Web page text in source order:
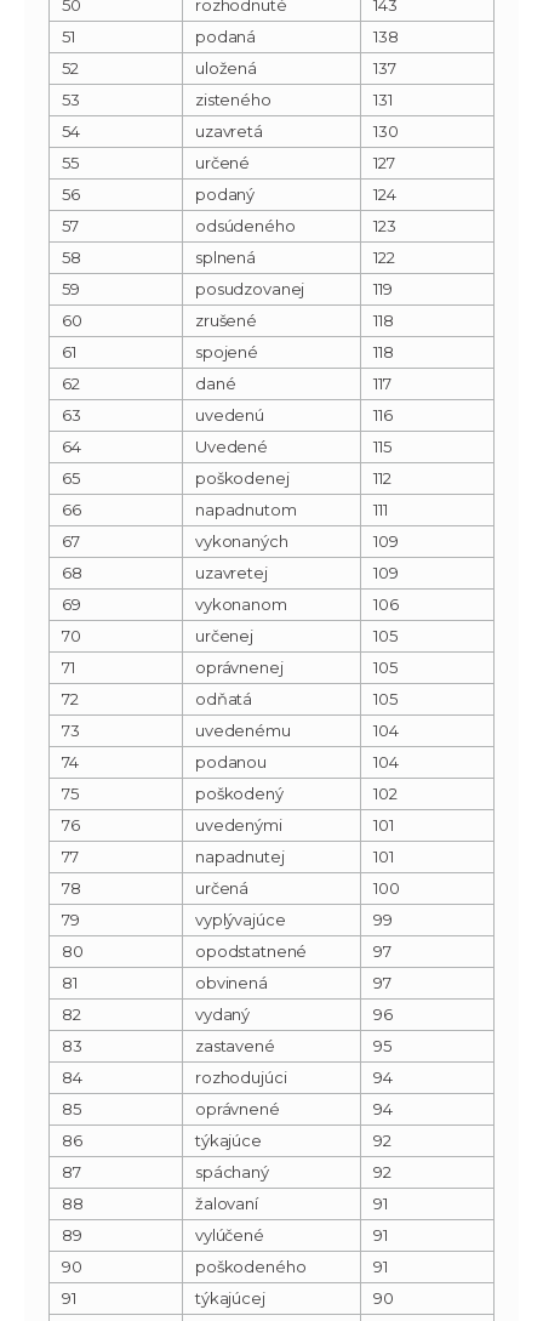
50
rozhodnuté
143
51
podaná
138
52
uložená
137
53
zisteného
131
54
uzavretá
130
55
určené
127
56
podaný
124
57
odsúdeného
123
58
splnená
122
59
posudzovanej
119
60
zrušené
118
61
spojené
118
62
dané
117
63
uvedenú
116
64
Uvedené
115
65
poškodenej
112
66
napadnutom
111
67
vykonaných
109
68
uzavretej
109
69
vykonanom
106
70
určenej
105
71
oprávnenej
105
72
odňatá
105
73
uvedenému
104
74
podanou
104
75
poškodený
102
76
uvedenými
101
77
napadnutej
101
78
určená
100
79
vyplývajúce
99
80
opodstatnené
97
81
obvinená
97
82
vydaný
96
83
zastavené
95
84
rozhodujúci
94
85
oprávnené
94
86
týkajúce
92
87
spáchaný
92
88
žalovaní
91
89
vylúčené
91
90
poškodeného
91
91
týkajúcej
90